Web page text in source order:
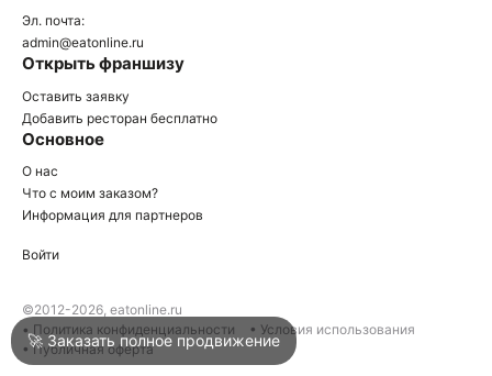
Войти
Написать в техподдержку
Эл. почта:
admin@eatonline.ru
Открыть франшизу
Оставить заявку
Добавить ресторан бесплатно
Основное
О нас
Что с моим заказом?
Информация для партнеров
Войти
©2012-2026, eatonline.ru
• Политика конфиденциальности
• Условия использования
• Публичная оферта
🚀 Заказать полное продвижение